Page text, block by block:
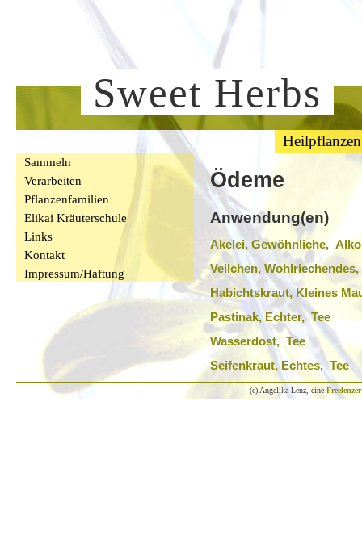
Sweet Herbs
Heilpflanzen
Sammeln
Verarbeiten
Pflanzenfamilien
Elikai Kräuterschule
Links
Kontakt
Impressum/Haftung
Ödeme
Anwendung(en)
Akelei, Gewöhnliche,
Veilchen, Wohlriechendes,
Habichtskraut, Kleines
Pastinak, Echter, Tee
Wasserdost, Tee
Seifenkraut, Echtes, Tee
(c) Angelika Lenz, eine Freelenzer